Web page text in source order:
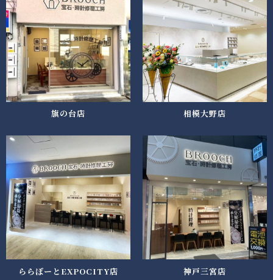
旗の台店 相模大野店
ららぽーとEXPOCITY店 神戸三宮店